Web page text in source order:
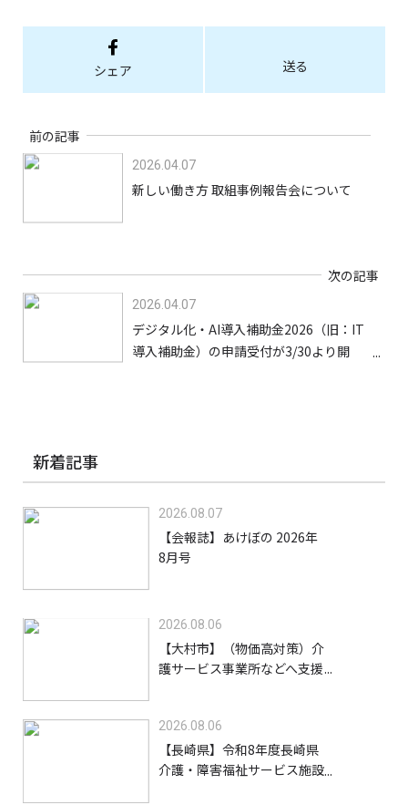
シェア 送る
前の記事
2026.04.07
新しい働き方 取組事例報告会について
次の記事
2026.04.07
デジタル化・AI導入補助金2026（旧：IT
導入補助金）の申請受付が3/30より開
新着記事
2026.08.07
【会報誌】あけぼの 2026年
8月号
2026.08.06
【大村市】（物価高対策）介
護サービス事業所などへ支援
2026.08.06
【長崎県】令和8年度長崎県
介護・障害福祉サービス施設